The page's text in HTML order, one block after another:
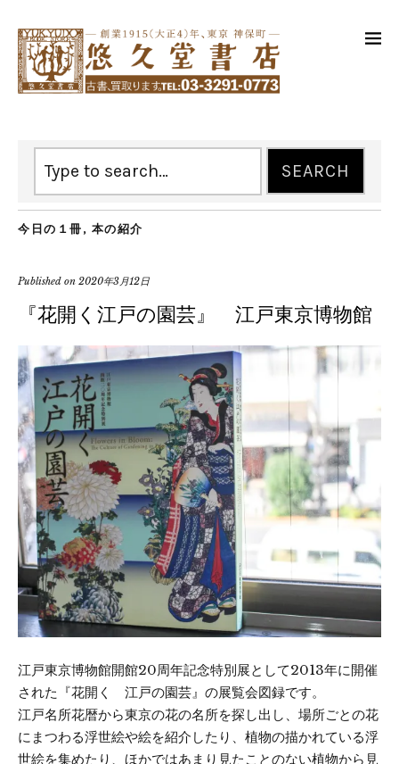
今日の１冊 , 本の紹介
Published on 2020年3月12日
『花開く江戸の園芸』 江戸東京博物館
江戸東京博物館開館20周年記念特別展として2013年に開催
された『花開く 江戸の園芸』の展覧会図録です。
江戸名所花暦から東京の花の名所を探し出し、場所ごとの花
にまつわる浮世絵や絵を紹介したり、植物の描かれている浮
世絵を集めたり、ほかではあまり見たことのない植物から見